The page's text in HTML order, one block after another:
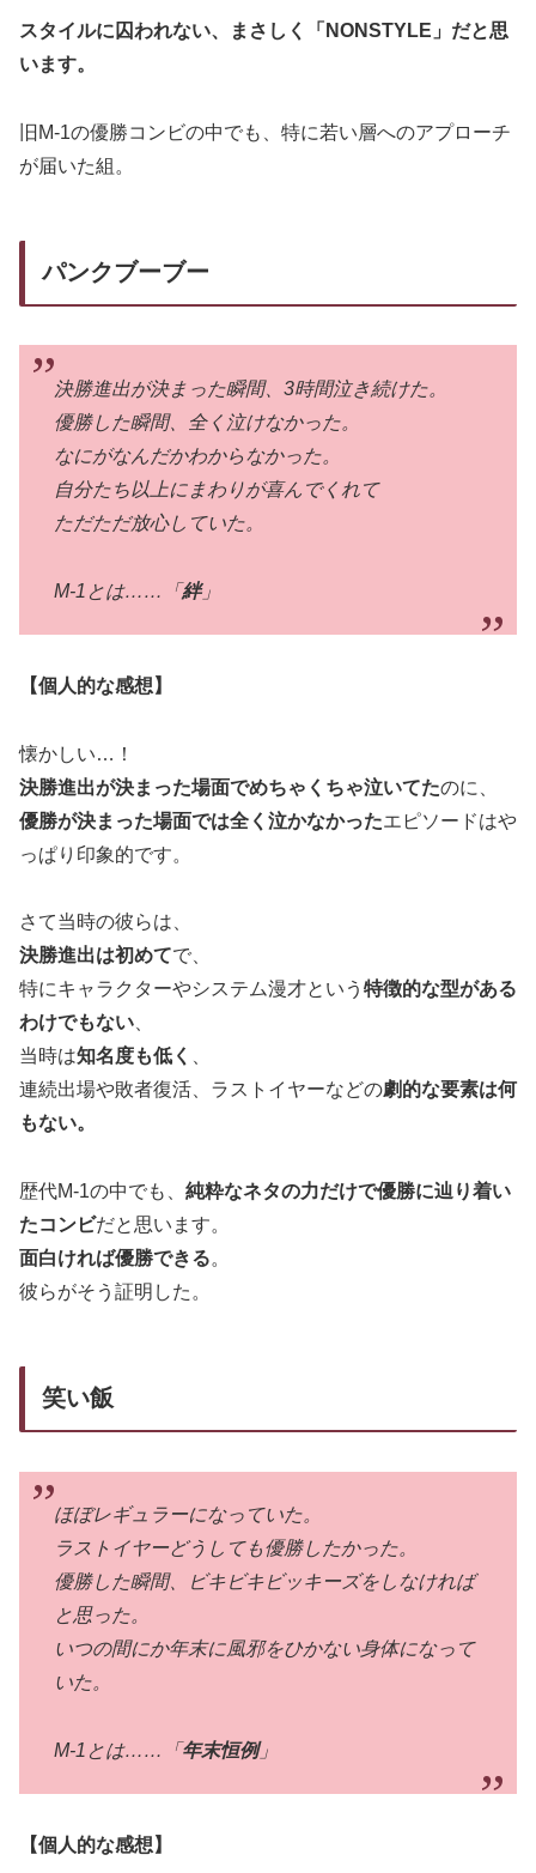
スタイルに囚われない、まさしく「NONSTYLE」だと思
います。
旧M-1の優勝コンビの中でも、特に若い層へのアプローチ
が届いた組。
パンクブーブー
決勝進出が決まった瞬間、3時間泣き続けた。
優勝した瞬間、全く泣けなかった。
なにがなんだかわからなかった。
自分たち以上にまわりが喜んでくれて
ただただ放心していた。
M-1とは……「 絆」
【個人的な感想】
懐かしい…！
決勝進出が決まった場面でめちゃくちゃ泣いてたのに、
優勝が決まった場面では全く泣かなかったエピソードはや
っぱり印象的です。
さて当時の彼らは、
決勝進出は初めてで、
特にキャラクターやシステム漫才という 特徴的な型がある
わけでもない、
当時は知名度も低く 、
連続出場や敗者復活、ラストイヤーなどの劇的な要素は何
もない。
歴代M-1の中でも、 純粋なネタの力だけで優勝に辿り着い
たコンビだと思います。
面白ければ優勝できる。
彼らがそう証明した。
笑い飯
ほぼレギュラーになっていた。
ラストイヤーどうしても優勝したかった。
優勝した瞬間、ビキビキビッキーズをしなければ
と思った。
いつの間にか年末に風邪をひかない身体になって
いた。
M-1とは……「 年末恒例」
【個人的な感想】